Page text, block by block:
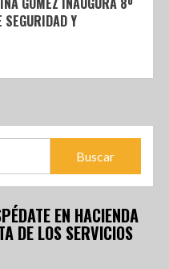
SEGURIDAD Y
EN HACIENDA
DE LOS SERVICIOS